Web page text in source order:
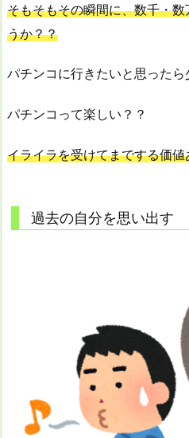
そもそもその瞬間に、数千・
うか？？
パチンコに行きたいと思ったら
パチンコって楽しい？？
イライラを受けてまでする価値
過去の自分を思い出す